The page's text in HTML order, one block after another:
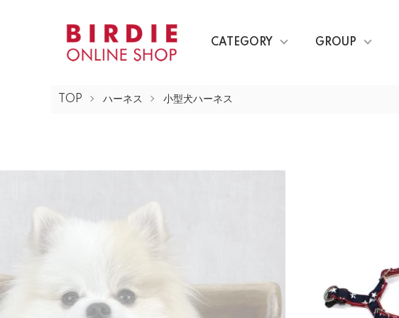
CATEGORY GROUP
TOP ハーネス 小型犬ハーネス